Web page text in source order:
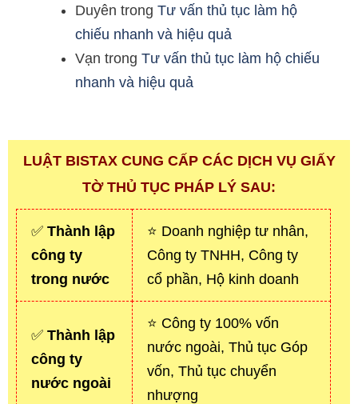
Duyên trong Tư vấn thủ tục làm hộ
chiếu nhanh và hiệu quả
Vạn trong Tư vấn thủ tục làm hộ chiếu
nhanh và hiệu quả
LUẬT BISTAX CUNG CẤP CÁC DỊCH VỤ GIẤY
TỜ THỦ TỤC PHÁP LÝ SAU:
✅ Thành lập
công ty
trong nước
⭐ Doanh nghiệp tư nhân,
Công ty TNHH, Công ty
cổ phần, Hộ kinh doanh
✅ Thành lập
công ty
nước ngoài
⭐ Công ty 100% vốn
nước ngoài, Thủ tục Góp
vốn, Thủ tục chuyển
nhượng